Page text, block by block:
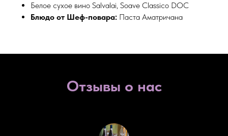
Белое сухое вино Salvalai, Soave Classico DOC
Блюдо от Шеф-повара: Паста Аматричана
Отзывы о нас